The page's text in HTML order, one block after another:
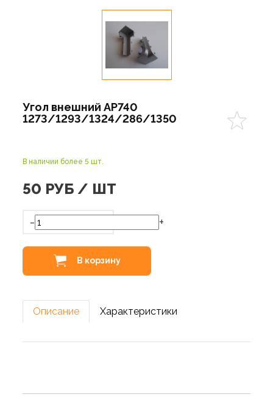
Угол внешний АР740
1273/1293/1324/286/1350
В наличии более 5 шт.
50 РУБ / ШТ
- +
В корзину
Описание Характеристики